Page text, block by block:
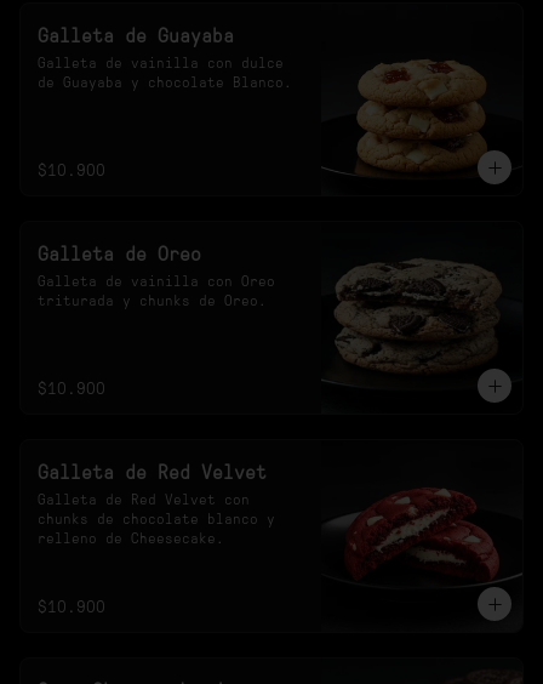
Galleta de Guayaba
Galleta de vainilla con dulce
de Guayaba y chocolate Blanco.
$10.900
Galleta de Oreo
Galleta de vainilla con Oreo
triturada y chunks de Oreo.
$10.900
Galleta de Red Velvet
Galleta de Red Velvet con
chunks de chocolate blanco y
relleno de Cheesecake.
$10.900